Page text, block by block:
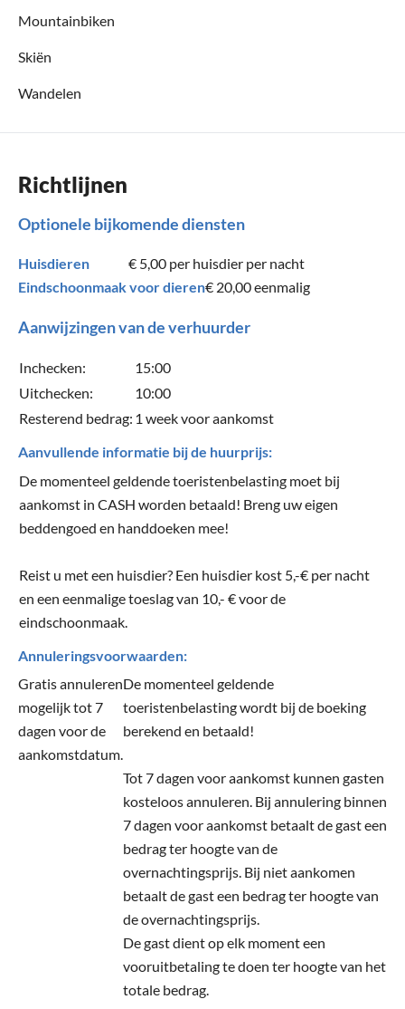
Mountainbiken
Skiën
Wandelen
Richtlijnen
Optionele bijkomende diensten
Huisdieren € 5,00 per huisdier per nacht
Eindschoonmaak voor dieren€ 20,00eenmalig
Aanwijzingen van de verhuurder
Inchecken:
15:00
Uitchecken:
10:00
Resterend bedrag: 1 week voor aankomst
Aanvullende informatie bij de huurprijs:
De momenteel geldende toeristenbelasting moet bij
aankomst in CASH worden betaald! Breng uw eigen
beddengoed en handdoeken mee!
Reist u met een huisdier? Een huisdier kost 5,-€ per nacht
en een eenmalige toeslag van 10,- € voor de
eindschoonmaak.
Annuleringsvoorwaarden:
Gratis annuleren
mogelijk tot 7
dagen voor de
aankomstdatum.
De momenteel geldende
toeristenbelasting wordt bij de boeking
berekend en betaald!
Tot 7 dagen voor aankomst kunnen gasten
kosteloos annuleren. Bij annulering binnen
7 dagen voor aankomst betaalt de gast een
bedrag ter hoogte van de
overnachtingsprijs. Bij niet aankomen
betaalt de gast een bedrag ter hoogte van
de overnachtingsprijs.
De gast dient op elk moment een
vooruitbetaling te doen ter hoogte van het
totale bedrag.